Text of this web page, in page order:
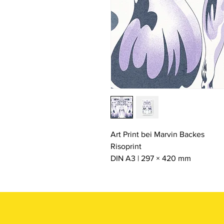
Art Print bei Marvin Backes
Risoprint
DIN A3 | 297 × 420 mm